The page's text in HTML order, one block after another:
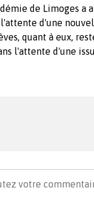
de Limoges a
d'une
quant à eux,
l'attente d'une